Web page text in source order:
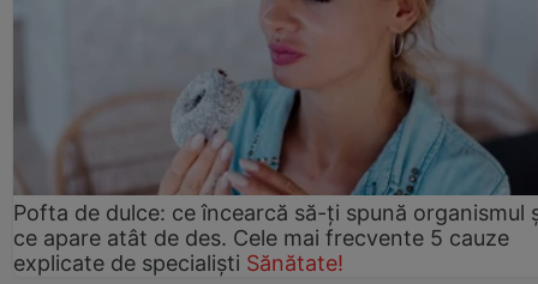
Pofta de dulce: ce încearcă să-ți spună organismul
ce apare atât de des. Cele mai frecvente 5 cauze
explicate de specialiști Sănătate!